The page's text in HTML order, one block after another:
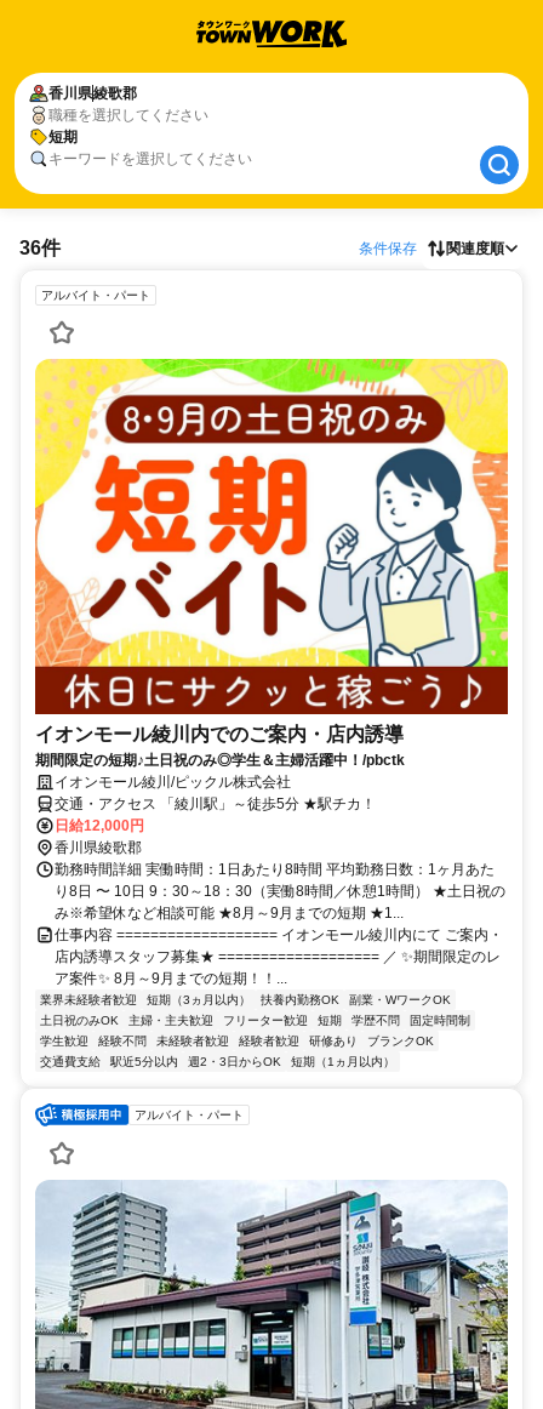
香川県綾歌郡
職種を選択してください
短期
キーワードを選択してください
香川県綾歌郡
短期
36件 条件保存 関連度順
アルバイト・パート
イオンモール綾川内でのご案内・店内誘導
期間限定の短期♪土日祝のみ◎学生＆主婦活躍中！/pbctk
イオンモール綾川/ピックル株式会社
交通・アクセス 「綾川駅」～徒歩5分 ★駅チカ！
日給12,000円
香川県綾歌郡
勤務時間詳細 実働時間：1日あたり8時間 平均勤務日数：1ヶ月あた
り8日 〜 10日 9：30～18：30（実働8時間／休憩1時間） ★土日祝の
み※希望休など相談可能 ★8月～9月までの短期 ★1...
仕事内容 =================== イオンモール綾川内にて ご案内・
店内誘導スタッフ募集★ =================== ／ ✨期間限定のレ
ア案件✨ 8月～9月までの短期！！...
業界未経験者歓迎 短期（3ヵ月以内） 扶養内勤務OK
副業・WワークOK
土日祝のみOK
主婦・主夫歓迎 フリーター歓迎 短期 学歴不問
固定時間制
学生歓迎
経験不問 未経験者歓迎 経験者歓迎 研修あり
ブランクOK
交通費支給
駅近5分以内 週2・3日からOK 短期（1ヵ月以内）
アルバイト・パート